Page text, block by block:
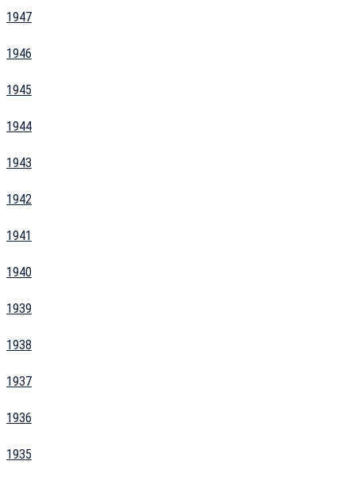
1947
1946
1945
1944
1943
1942
1941
1940
1939
1938
1937
1936
1935